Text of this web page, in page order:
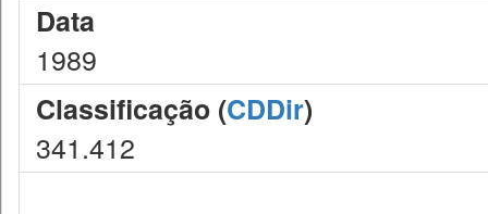
Data
1989
Classificação (CDDir)
341.412